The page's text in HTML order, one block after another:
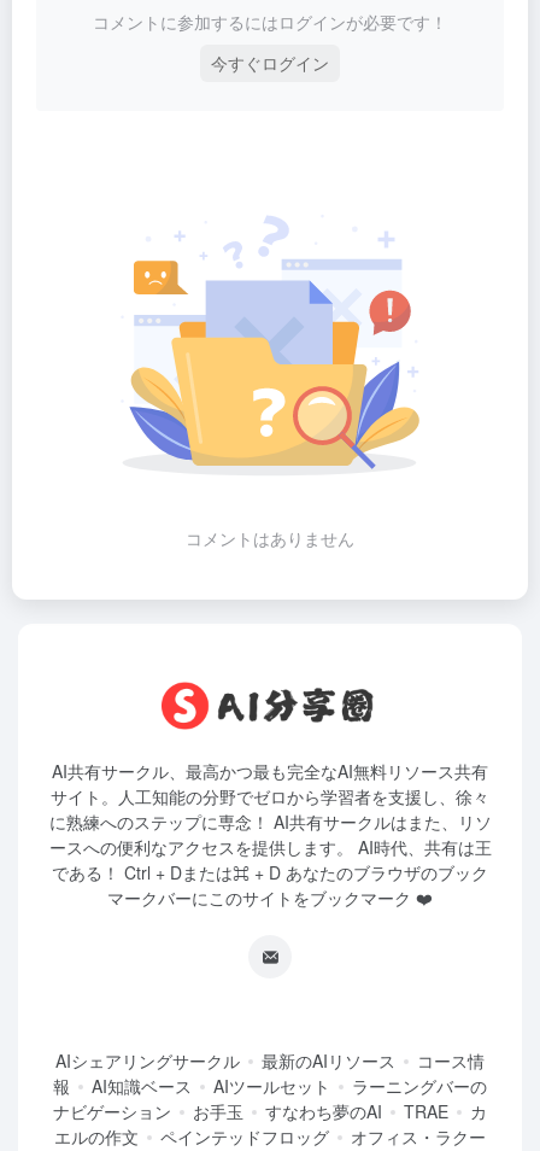
コメントに参加するにはログインが必要です！
今すぐログイン
コメントはありません
AI共有サークル、最高かつ最も完全なAI無料リソース共有
サイト。人工知能の分野でゼロから学習者を支援し、徐々
に熟練へのステップに専念！ AI共有サークルはまた、リソ
ースへの便利なアクセスを提供します。 AI時代、共有は王
である！ Ctrl + Dまたは⌘ + D あなたのブラウザのブック
マークバーにこのサイトをブックマーク ❤️
AIシェアリングサークル 最新のAIリソース
コース情
報
AI知識ベース AIツールセット
ラーニングバーの
ナビゲーション
お手玉 すなわち夢のAI TRAE
カ
エルの作文
ペインテッドフロッグ
オフィス・ラクー